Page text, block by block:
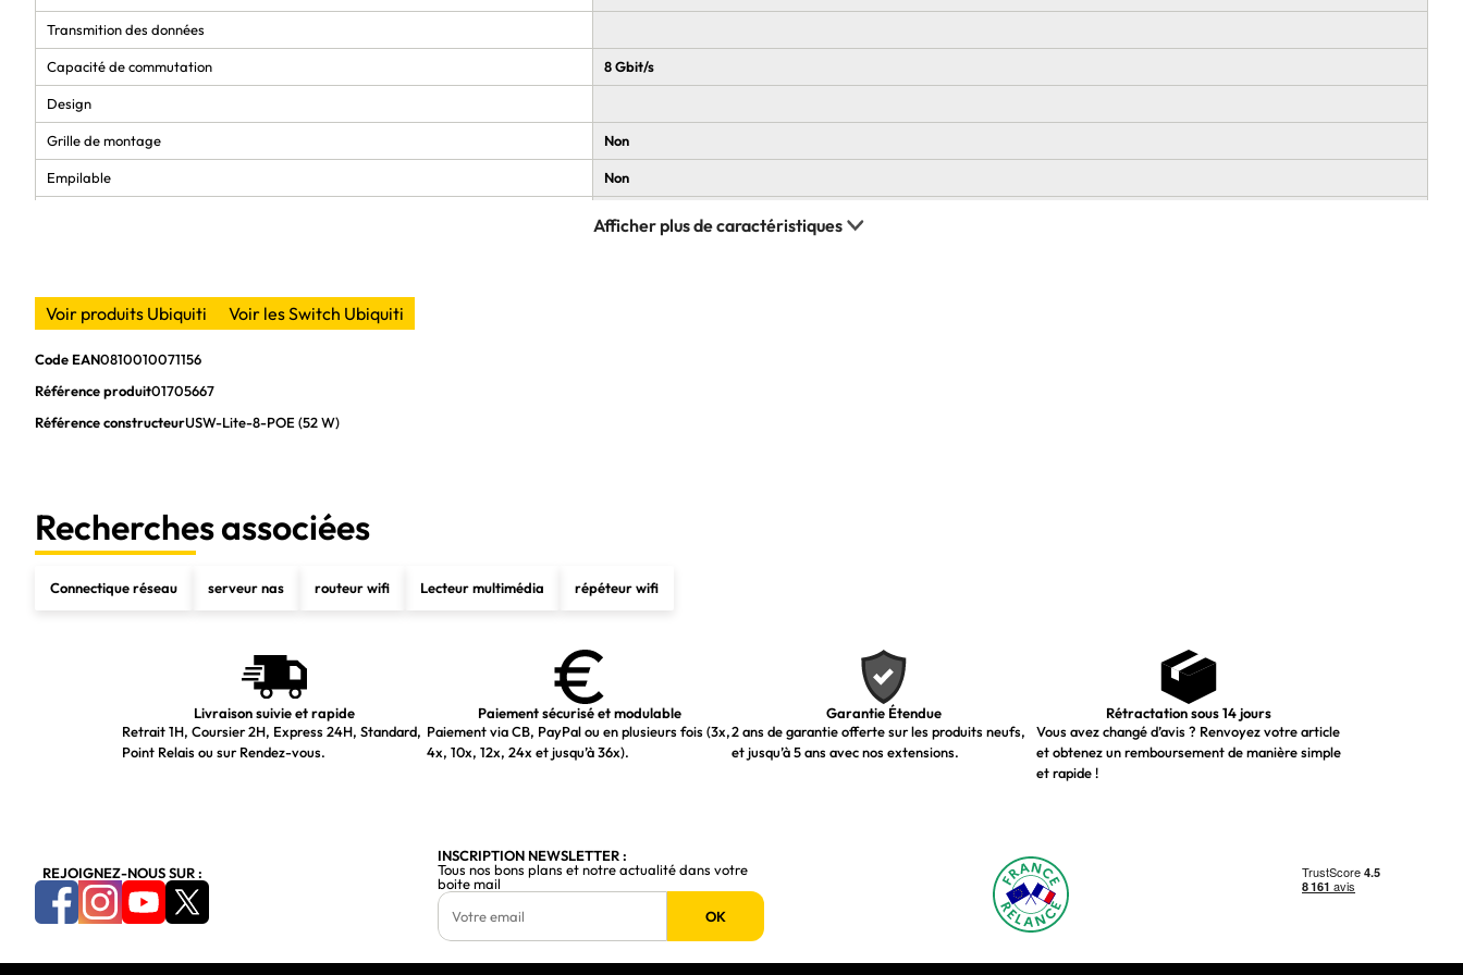
Transmition des données
Capacité de commutation 8 Gbit/s
Design
Grille de montage Non
Empilable Non
Puissance
Bloc d'alimentation inclus
Nombre d'alimentations d'énergie
PoE (alimentation via le port Ethernet)
Connexion Ethernet, supportant l'alimentation via ce port (PoE)
Type Power over Ethernet (PoE) pris en charge PoE+
Port par alimentation PoE (Power over Ethernet)
Température d'opération -15 - 40 °C
Profondeur 99,6 mm
Hauteur
Voir produits Ubiquiti Voir les Switch Ubiquiti
Code EAN0810010071156
Référence produit01705667
Référence constructeurUSW-Lite-8-POE (52 W)
Recherches associées
Connectique réseau serveur nas routeur wifi Lecteur multimédia répéteur wifi
Livraison suivie et rapide
Retrait 1H, Coursier 2H, Express 24H, Standard,
Point Relais ou sur Rendez-vous.
Paiement sécurisé et modulable
Paiement via CB, PayPal ou en plusieurs fois (3x,
4x, 10x, 12x, 24x et jusqu’à 36x).
Garantie Étendue
2 ans de garantie offerte sur les produits neufs,
et jusqu’à 5 ans avec nos extensions.
Rétractation sous 14 jours
Vous avez changé d’avis ? Renvoyez votre article
et obtenez un remboursement de manière simple
et rapide !
REJOIGNEZ-NOUS SUR :
INSCRIPTION NEWSLETTER :
Tous nos bons plans et notre actualité dans votre
boite mail
OK